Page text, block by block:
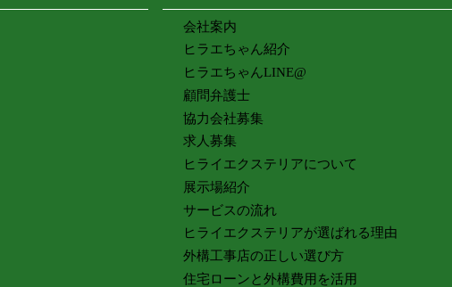
会社案内
ヒラエちゃん紹介
ヒラエちゃんLINE@
顧問弁護士
協力会社募集
求人募集
ヒライエクステリアについて
展示場紹介
サービスの流れ
ヒライエクステリアが選ばれる理由
外構工事店の正しい選び方
住宅ローンと外構費用を活用